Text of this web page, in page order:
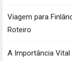
Viagem para
Roteiro
A Importância